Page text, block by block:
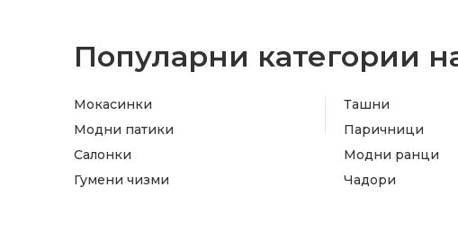
Популарни категории
Мокасинки
Модни патики
Салонки
Гумени чизми
Ташни
Паричници
Модни ранци
Чадори